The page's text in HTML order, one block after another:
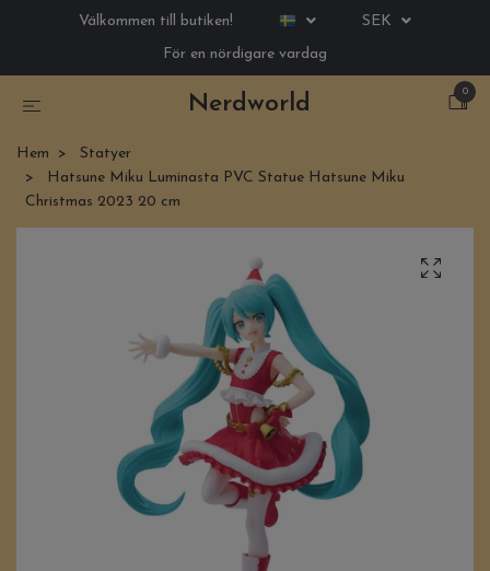
Välkommen till butiken!
SEK
För en nördigare vardag
Nerdworld
0
Hem
Statyer
Hatsune Miku Luminasta PVC Statue Hatsune Miku
Christmas 2023 20 cm